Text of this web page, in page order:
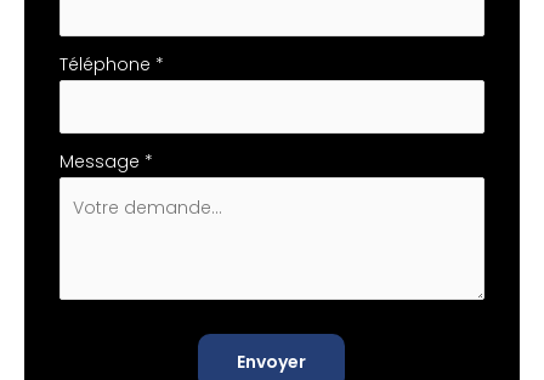
Téléphone *
Message *
Envoyer